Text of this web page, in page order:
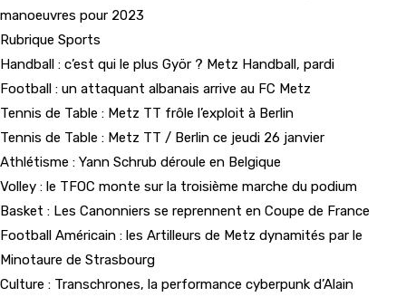
manoeuvres pour 2023
Rubrique Sports
Handball : c’est qui le plus Györ ? Metz Handball, pardi
Football : un attaquant albanais arrive au FC Metz
Tennis de Table : Metz TT frôle l’exploit à Berlin
Tennis de Table : Metz TT / Berlin ce jeudi 26 janvier
Athlétisme : Yann Schrub déroule en Belgique
Volley : le TFOC monte sur la troisième marche du podium
Basket : Les Canonniers se reprennent en Coupe de France
Football Américain : les Artilleurs de Metz dynamités par le
Minotaure de Strasbourg
Culture : Transchrones, la performance cyberpunk d’Alain